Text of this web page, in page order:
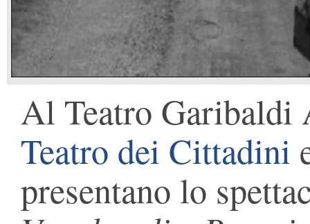
Al Teatro
Teatro dei Cittadini
presentano lo